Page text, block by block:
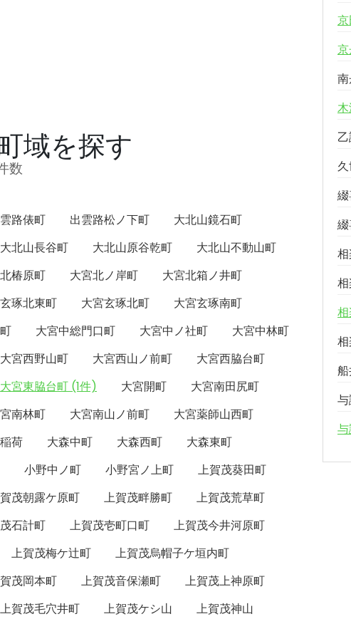
域を探す
数
路俵町 出雲路松ノ下町
大北山鏡石町
大北山長谷町 大北山原谷乾町
大北山不動山町
椿原町 大宮北ノ岸町
大宮北箱ノ井町
琢北東町 大宮玄琢北町
大宮玄琢南町
大宮中総門口町 大宮中ノ社町
大宮中林町
大宮西野山町 大宮西山ノ前町
大宮西脇台町
大宮東脇台町 (1件) 大宮開町
大宮南田尻町
南林町 大宮南山ノ前町
大宮薬師山西町
荷 大森中町 大森西町
大森東町
小野中ノ町 小野宮ノ上町
上賀茂葵田町
茂朝露ケ原町 上賀茂畔勝町
上賀茂荒草町
石計町 上賀茂壱町口町
上賀茂今井河原町
上賀茂梅ケ辻町
上賀茂烏帽子ケ垣内町
茂岡本町 上賀茂音保瀬町
上賀茂上神原町
上賀茂毛穴井町 上賀茂ケシ山
上賀茂神山